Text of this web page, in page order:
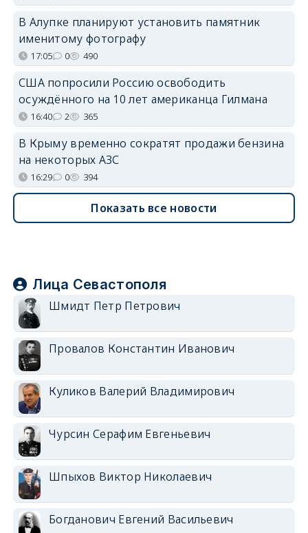
В Алупке планируют установить памятник
именитому фотографу
17:05 0 490
США попросили Россию освободить
осуждённого на 10 лет американца Гилмана
16:40 2 365
В Крыму временно сократят продажи бензина
на некоторых АЗС
16:29 0 394
Показать все новости
Лица Севастополя
Шмидт Петр Петрович
Провалов Константин Иванович
Куликов Валерий Владимирович
Чурсин Серафим Евгеньевич
Шпыхов Виктор Николаевич
Богданович Евгений Васильевич